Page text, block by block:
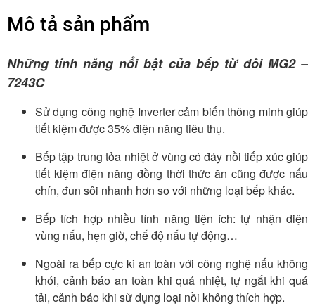
Mô tả sản phẩm
Những tính năng nổi bật của bếp từ đôi MG2 –
7243C
Sử dụng công nghệ Inverter cảm biến thông minh giúp
tiết kiệm được 35% điện năng tiêu thụ.
Bếp tập trung tỏa nhiệt ở vùng có đáy nồi tiếp xúc giúp
tiết kiệm điện năng đồng thời thức ăn cũng được nấu
chín, đun sôi nhanh hơn so với những loại bếp khác.
Bếp tích hợp nhiều tính năng tiện ích: tự nhận diện
vùng nấu, hẹn giờ, chế độ nấu tự động…
Ngoài ra bếp cực kì an toàn với công nghệ nấu không
khói, cảnh báo an toàn khi quá nhiệt, tự ngắt khi quá
tải, cảnh báo khi sử dụng loại nồi không thích hợp.